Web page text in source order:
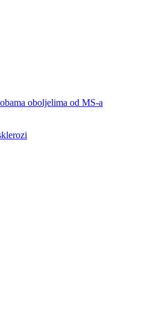
oboljelima od MS-a